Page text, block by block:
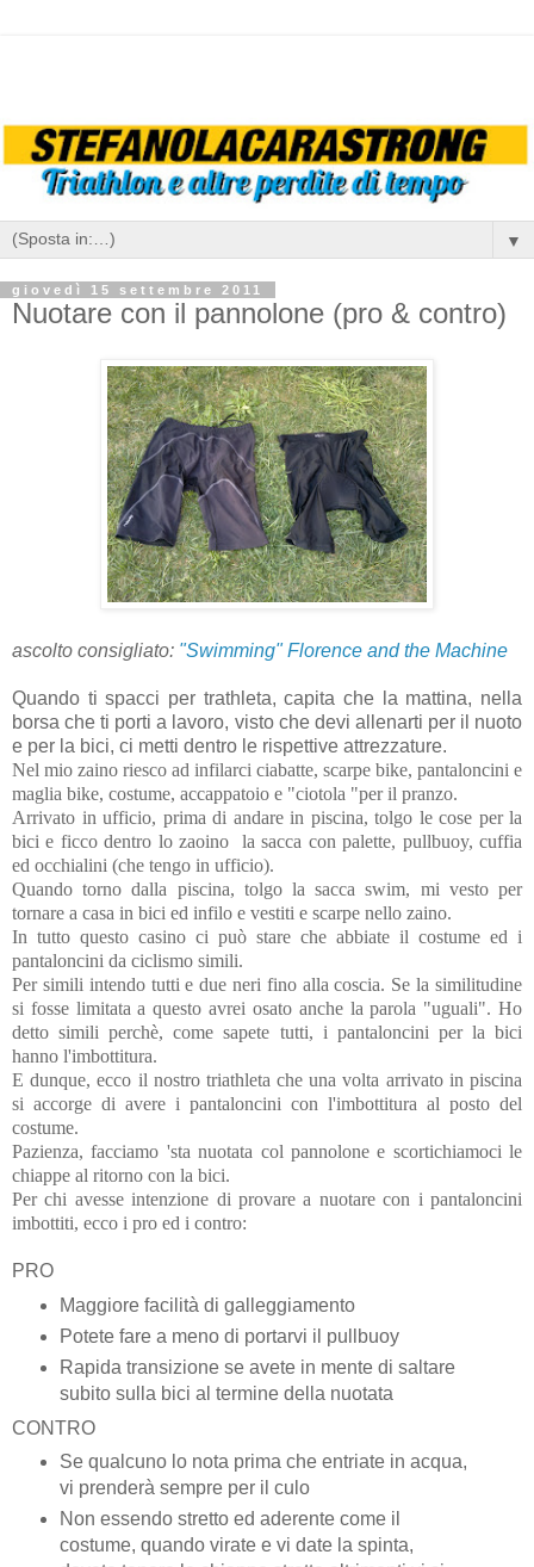
▼
giovedì 15 settembre 2011
Nuotare con il pannolone (pro & contro)
ascolto consigliato: "Swimming" Florence and the Machine
Quando ti spacci per trathleta, capita che la mattina, nella
borsa che ti porti a lavoro, visto che devi allenarti per il nuoto
e per la bici, ci metti dentro le rispettive attrezzature.
Nel mio zaino riesco ad infilarci ciabatte, scarpe bike, pantaloncini e
maglia bike, costume, accappatoio e "ciotola "per il pranzo.
Arrivato in ufficio, prima di andare in piscina, tolgo le cose per la
bici e ficco dentro lo zaoino la sacca con palette, pullbuoy, cuffia
ed occhialini (che tengo in ufficio).
Quando torno dalla piscina, tolgo la sacca swim, mi vesto per
tornare a casa in bici ed infilo e vestiti e scarpe nello zaino.
In tutto questo casino ci può stare che abbiate il costume ed i
pantaloncini da ciclismo simili.
Per simili intendo tutti e due neri fino alla coscia. Se la similitudine
si fosse limitata a questo avrei osato anche la parola "uguali". Ho
detto simili perchè, come sapete tutti, i pantaloncini per la bici
hanno l'imbottitura.
E dunque, ecco il nostro triathleta che una volta arrivato in piscina
si accorge di avere i pantaloncini con l'imbottitura al posto del
costume.
Pazienza, facciamo 'sta nuotata col pannolone e scortichiamoci le
chiappe al ritorno con la bici.
Per chi avesse intenzione di provare a nuotare con i pantaloncini
imbottiti, ecco i pro ed i contro:
PRO
Maggiore facilità di galleggiamento
Potete fare a meno di portarvi il pullbuoy
Rapida transizione se avete in mente di saltare
subito sulla bici al termine della nuotata
CONTRO
Se qualcuno lo nota prima che entriate in acqua,
vi prenderà sempre per il culo
Non essendo stretto ed aderente come il
costume, quando virate e vi date la spinta,